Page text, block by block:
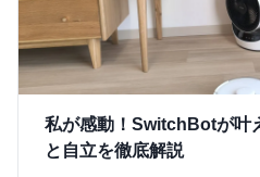
私が感動！SwitchBotが叶
と自立を徹底解説